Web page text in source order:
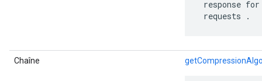
response
requests .
Chaîne